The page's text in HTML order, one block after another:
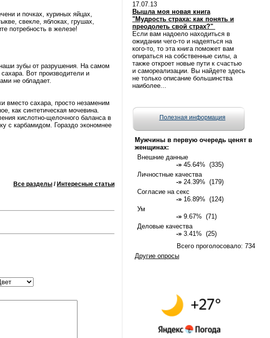
и почках, куриных яйцах,
свекле, яблоках, грушах,
потребность в железе!
зубы от разрушения. На самом
Вот производители и
не обладает.
вместо сахара, просто незаменим
как синтетическая мочевина.
кислотно-щелочного баланса в
с карбамидом. Гораздо экономнее
Все разделы / Интересные статьи
17.07.13
Вышла моя новая книга
"Мудрость страха: как понять и
преодолеть свой страх?"
Если вам надоело находиться в
ожидании чего-то и надеяться на
кого-то, то эта книга поможет вам
опираться на собственные силы, а
также откроет новые пути к счастью
и самореализации. Вы найдете здесь
не только описание большинства
наиболее...
Полезная информация
Мужчины в первую очередь ценят в
женщинах:
Внешние данные
-» 45.64% (335)
Личностные качества
-» 24.39% (179)
Согласие на секс
-» 16.89% (124)
Ум
-» 9.67% (71)
Деловые качества
-» 3.41% (25)
Всего проголосовало: 734
Другие опросы